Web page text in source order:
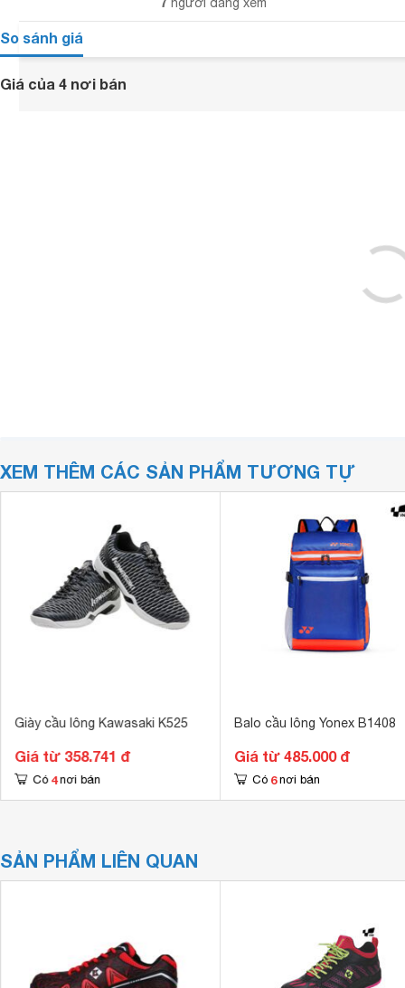
So sánh giá
Giá của 4 nơi bán
XEM THÊM CÁC SẢN PHẨM TƯƠNG TỰ
Giày cầu lông Kawasaki K525
Giá từ 358.741 đ
Có 4 nơi bán
Balo cầu lông Yonex B1408
Giá từ 485.000 đ
Có 6 nơi bán
SẢN PHẨM LIÊN QUAN